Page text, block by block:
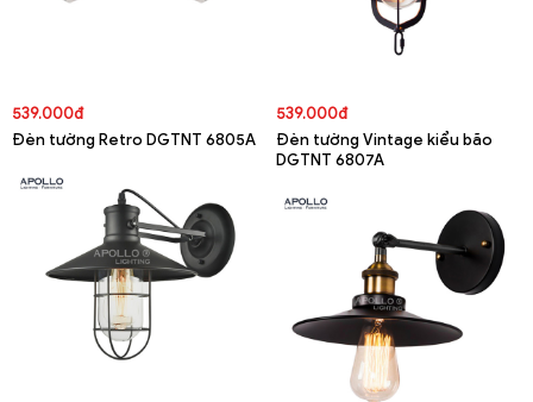
539.000đ
Đèn tường Retro DGTNT 6805A
539.000đ
Đèn tường Vintage kiểu bão
DGTNT 6807A